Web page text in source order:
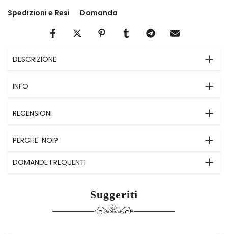
Spedizioni e Resi Domanda
DESCRIZIONE
INFO
RECENSIONI
PERCHE' NOI?
DOMANDE FREQUENTI
Suggeriti